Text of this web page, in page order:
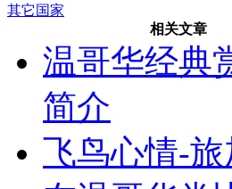
其它国家
相关文章
温哥华经典
简介
飞鸟心情-